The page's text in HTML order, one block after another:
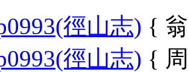
徑山志) {
徑山志) {